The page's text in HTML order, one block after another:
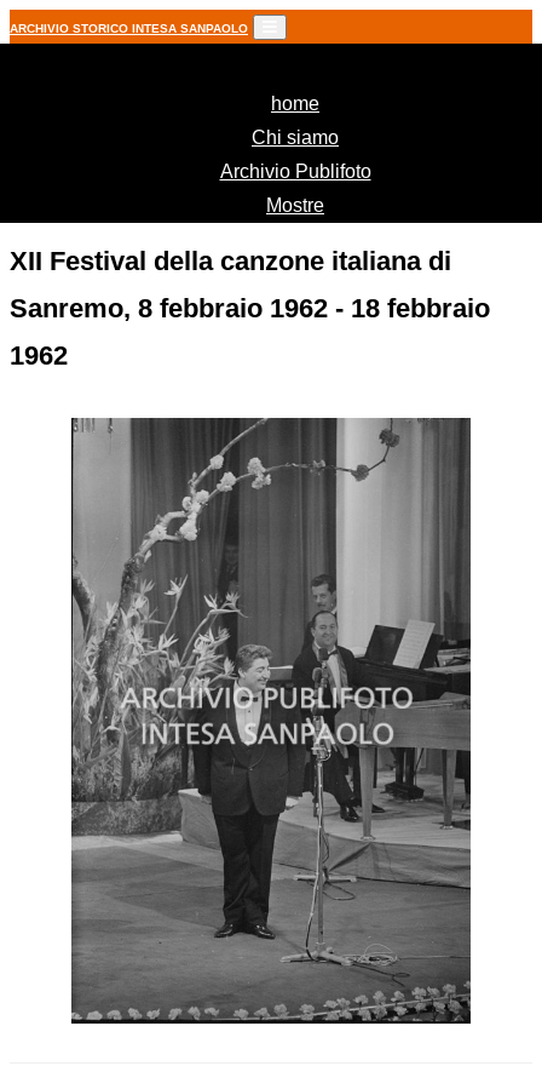
ARCHIVIO STORICO INTESA SANPAOLO
home(current)
Chi siamo
Archivio Publifoto
Mostre
XII Festival della canzone italiana di
Sanremo, 8 febbraio 1962 - 18 febbraio
1962